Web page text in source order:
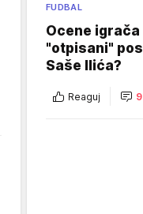
FUDBAL
Ocene
"otpisani"
Saše Ilića?
Reaguj 9